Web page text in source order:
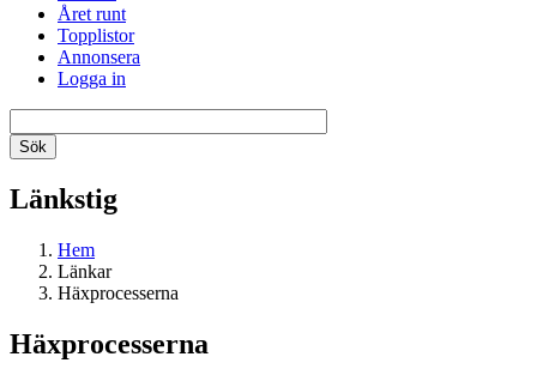
Året runt
Topplistor
Annonsera
Logga in
Länkstig
Hem
Länkar
Häxprocesserna
Häxprocesserna